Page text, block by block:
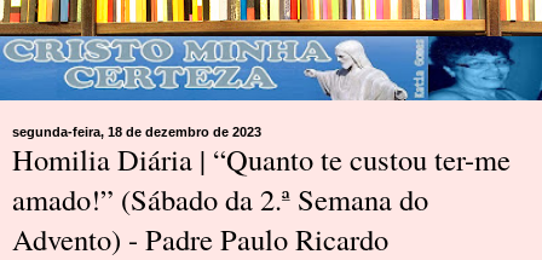
segunda-feira, 18 de dezembro de 2023
Homilia Diária | “Quanto te custou ter-me
amado!” (Sábado da 2.ª Semana do
Advento) - Padre Paulo Ricardo